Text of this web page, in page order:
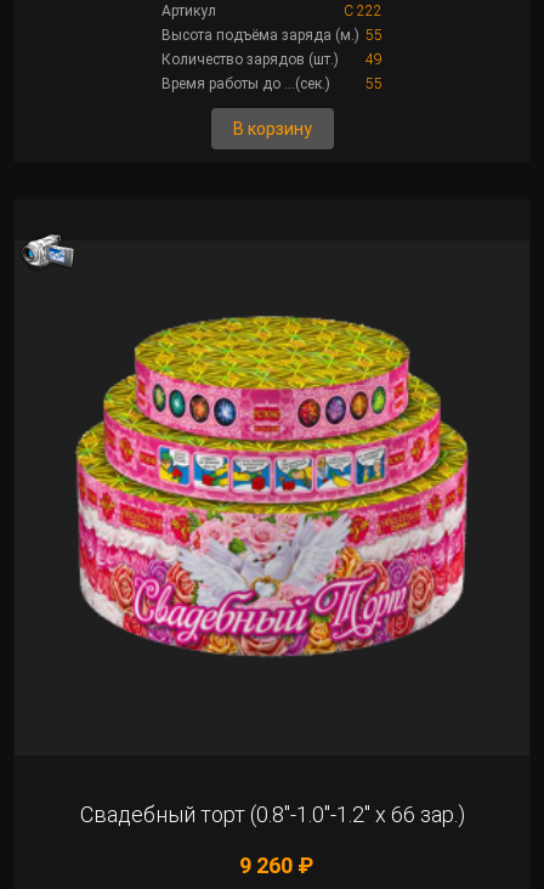
Артикул
C 222
Высота подъёма заряда (м.) 55
Количество зарядов (шт.)
49
Время работы до ...(сек.)
55
В корзину
Свадебный торт (0.8"-1.0"-1.2" х 66 зар.)
9 260 ₽